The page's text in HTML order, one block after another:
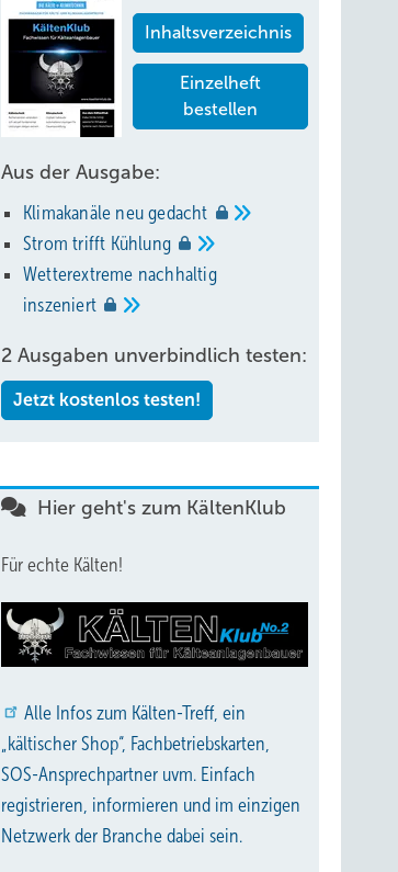
Inhaltsverzeichnis
Einzelheft
bestellen
Aus der Ausgabe:
Klimakanäle neugedacht
Strom trifft Kühlung
Wetterextreme nachhaltig
inszeniert
2 Ausgaben unverbindlich testen:
Jetzt kostenlos testen!
Hier geht's zum KältenKlub
Für echte Kälten!
Alle Infos zum Kälten-Treff, ein
„kältischer Shop“, Fachbetriebskarten,
SOS-Ansprechpartner uvm. Einfach
registrieren, informieren und im einzigen
Netzwerk der Branche dabei sein.